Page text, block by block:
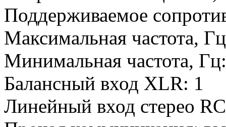
Поддерживаемое
Максимальная частота,
Минимальная частота,
Балансный вход XLR: 1
Линейный вход стерео